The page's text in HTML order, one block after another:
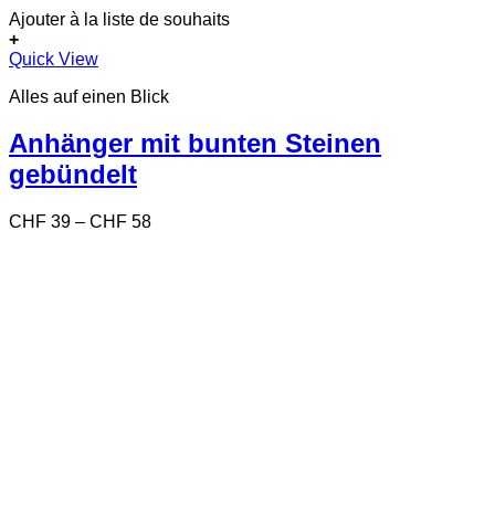
Ajouter à la liste de souhaits
+
Dieses
weist
Varianten
auf.
Die
können
Quick View
Alles auf einen Blick
Anhänger mit bunten Steinen
gebündelt
CHF 39 – CHF 58Preisspanne: